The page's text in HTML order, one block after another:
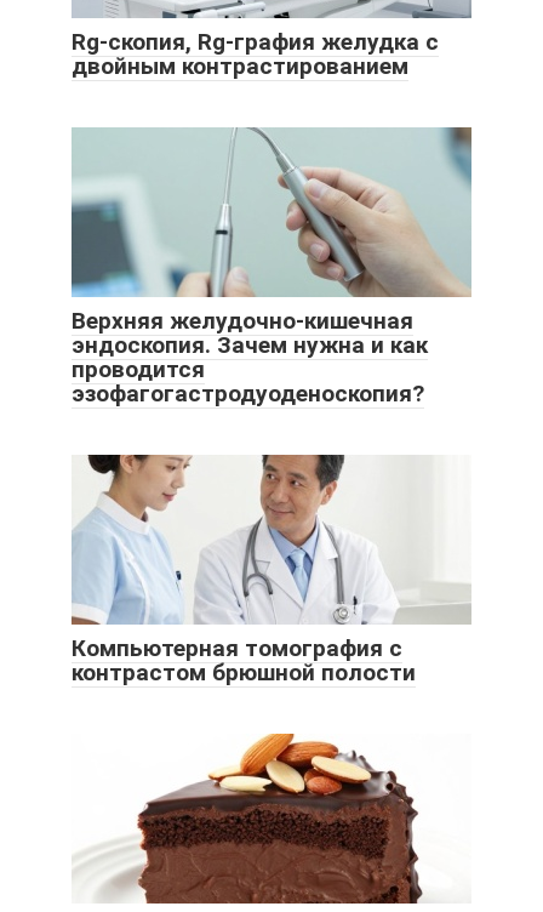
Rg-скопия, Rg-графия желудка с
двойным контрастированием
Верхняя желудочно-кишечная
эндоскопия. Зачем нужна и как
проводится
эзофагогастродуоденоскопия?
Компьютерная томография с
контрастом брюшной полости